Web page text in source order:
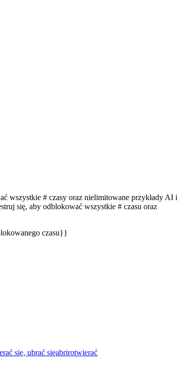
wszystkie # czasy oraz nielimitowane przykłady AI i
się, aby odblokować wszystkie # czasu oraz
czasu}}
się, ubrać sięabrirotwierać